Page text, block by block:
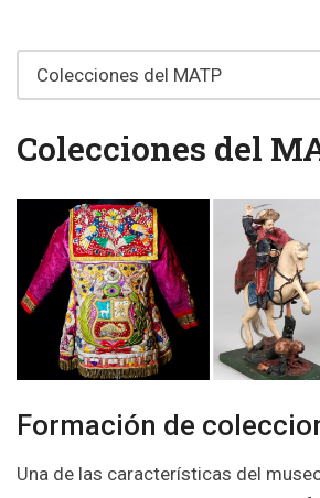
Colecciones del
Formación de
Una de las características del